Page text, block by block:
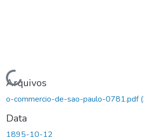
Carregando...
Arquivos
o-commercio-de-sao-paulo-0781.pdf
Data
1895-10-12